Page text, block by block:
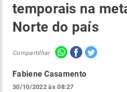
temporais na
Norte do país
Compartilhar
Fabiene Casamento
30/10/2022 às 08:27